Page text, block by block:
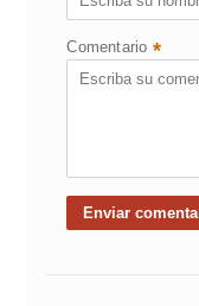
Comentario *